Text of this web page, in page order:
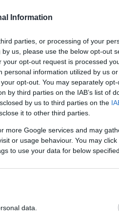
Information
parties, or processing of your
us, please use the below opt-out
opt-out request is processed
information utilized by us
opt-out. You may separately
by third parties on the IAB’s list of
by us to third parties on the
it to other third parties.
more Google services and may
or usage behaviour. You may
to use your data for below
data.
A munkaterületet
majd - számolt be a